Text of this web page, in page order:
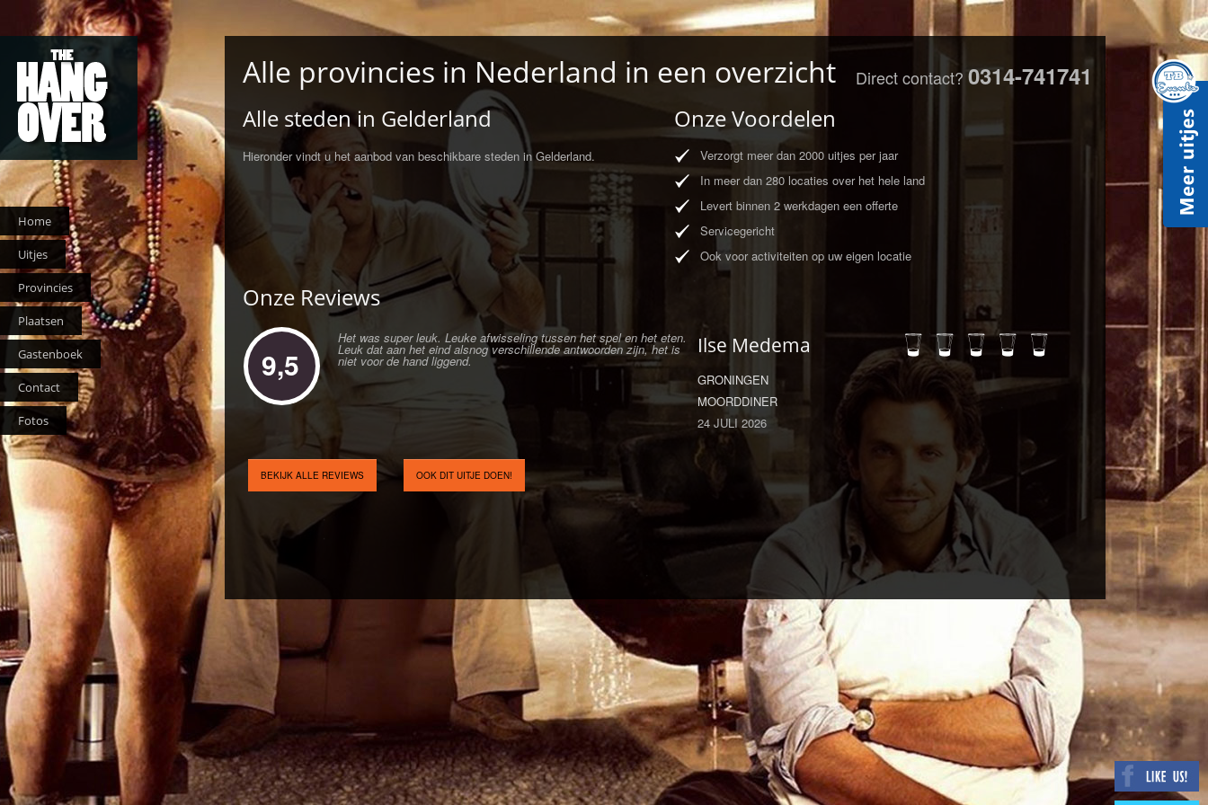
Home
Uitjes
Provincies
Plaatsen
Gastenboek
Contact
Fotos
Alle provincies in Nederland in een overzicht Direct contact? 0314-741741
Alle steden in Gelderland
Hieronder vindt u het aanbod van beschikbare steden in Gelderland.
Onze Voordelen
Verzorgt meer dan 2000 uitjes per jaar
In meer dan 280 locaties over het hele land
Levert binnen 2 werkdagen een offerte
Servicegericht
Ook voor activiteiten op uw eigen locatie
Onze Reviews
9,5
Het was super leuk. Leuke afwisseling tussen het spel en het eten.
Leuk dat aan het eind alsnog verschillende antwoorden zijn, het is
niet voor de hand liggend.
Ilse Medema
GRONINGEN
MOORDDINER
24 JULI 2026
BEKIJK ALLE REVIEWS OOK DIT UITJE DOEN!